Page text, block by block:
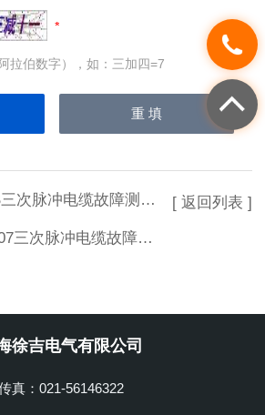
拉伯数字），如：三加四=7
次脉冲电缆故障测试仪
次脉冲电缆故障测试仪
[ 返回列表 ]
徐吉电气有限公司
真：021-56146322